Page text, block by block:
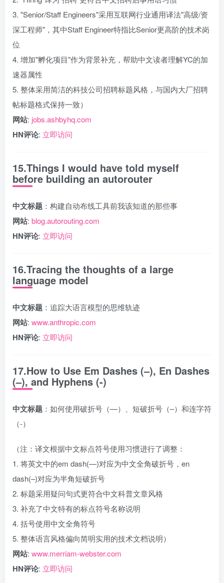
3. "Senior/Staff Engineers"采用互联网行业通用译法"高级/资
深工程师"，其中Staff Engineer特指比Senior更高阶的技术岗
位
4. 增加"孵化项目"作为背景补充，帮助中文读者理解YC的加
速器属性
5. 整体采用简洁的科技公司招聘标题风格，与国内大厂招聘
帖标题格式保持一致）
网站: jobs.ashbyhq.com
HN评论: 立即访问
15.Things I would have told myself
before building an autorouter
中文标题 ：构建自动布线工具前我该知道的那些事
网站: blog.autorouting.com
HN评论: 立即访问
16.Tracing the thoughts of a large
language model
中文标题 ：追踪大语言模型的思维轨迹
网站: www.anthropic.com
HN评论: 立即访问
17.How to Use Em Dashes (–), En Dashes
(–), and Hyphens (-)
中文标题 ：如何使用破折号（—）、短破折号（–）和连字符
（-）
（注：译文根据中文标点符号使用习惯进行了调整：
1. 将英文中的em dash(—)对应为中文全角破折号，en
dash(–)对应为半角短破折号
2. 标题采用疑问句式更符合中文科普文章风格
3. 补充了中文特有的标点符号名称说明
4. 括号使用中文全角符号
5. 整体语言风格偏向简明实用的技术文档说明）
网站: www.merriam-webster.com
HN评论: 立即访问